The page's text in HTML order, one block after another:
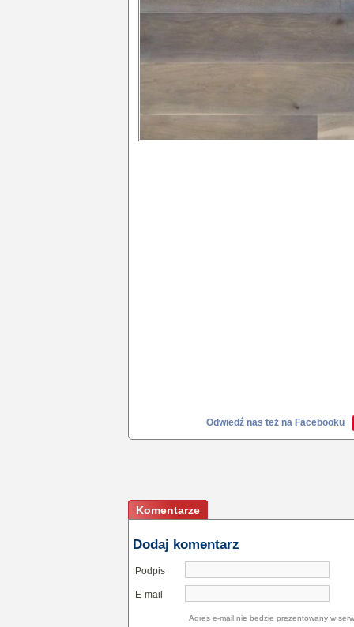
Odwiedź nas też na Facebooku
Komentarze
Dodaj komentarz
Podpis
E-mail
Adres e-mail nie bedzie prezentowany w